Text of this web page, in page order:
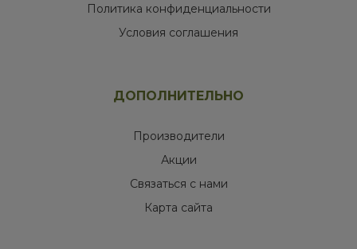
Политика конфиденциальности
Условия соглашения
ДОПОЛНИТЕЛЬНО
Производители
Акции
Связаться с нами
Карта сайта